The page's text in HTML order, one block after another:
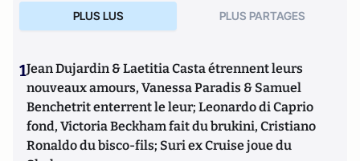
PLUS LUS PLUS PARTAGES
1Jean Dujardin & Laetitia Casta étrennent leurs
nouveaux amours, Vanessa Paradis & Samuel
Benchetrit enterrent le leur; Leonardo di Caprio
fond, Victoria Beckham fait du brukini, Cristiano
Ronaldo du bisco-fils; Suri ex Cruise joue du